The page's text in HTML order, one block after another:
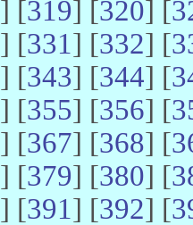
] [319] [320] [
] [331] [332] [
] [343] [344] [
] [355] [356] [
] [367] [368] [
] [379] [380] [
] [391] [392] [